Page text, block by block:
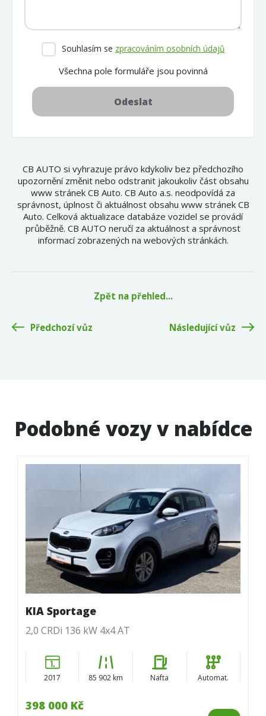
Souhlasím se zpracováním osobních údajů
Všechna pole formuláře jsou povinná
Odeslat
CB AUTO si vyhrazuje právo kdykoliv bez předchozího
upozornění změnit nebo odstranit jakoukoliv část obsahu
www stránek CB Auto. CB Auto a.s. neodpovídá za
správnost, úplnost či aktuálnost obsahu www stránek CB
Auto. Celková aktualizace databáze vozidel se provádí
průběžně. CB AUTO neručí za aktuálnost a správnost
informací zobrazených na webových stránkách.
Zpět na přehled...
Předchozí vůz Následující vůz
Podobné vozy v nabídce
398 000 Kč
KIA Sportage
2,0 CRDi 136 kW 4x4 AT
2017 85 902 km Nafta Automat.